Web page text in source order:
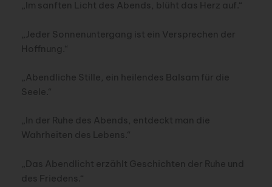
„Im sanften Licht des Abends, blüht das Herz auf.“
„Jeder Sonnenuntergang ist ein Versprechen der
Hoffnung.“
„Abendliche Stille, ein heilendes Balsam für die
Seele.“
„In der Ruhe des Abends, entdeckt man die
Wahrheiten des Lebens.“
„Das Abendlicht erzählt Geschichten der Ruhe und
des Friedens.“